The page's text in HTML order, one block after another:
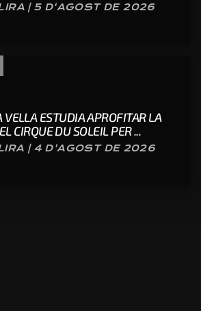
| 5 D'AGOST DE 2026
VELLA ESTUDIA APROFITAR LA
CIRQUE DU SOLEIL PER ...
| 4 D'AGOST DE 2026